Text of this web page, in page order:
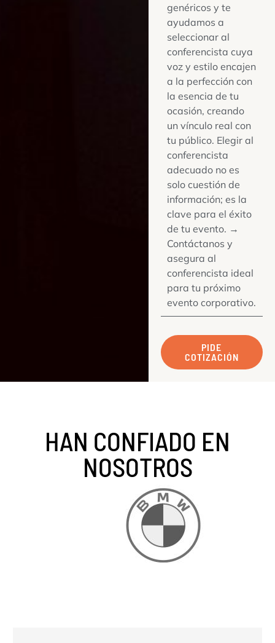
genéricos y te
ayudamos a
seleccionar al
conferencista cuya
voz y estilo encajen
a la perfección con
la esencia de tu
ocasión, creando
un vínculo real con
tu público. Elegir al
conferencista
adecuado no es
solo cuestión de
información; es la
clave para el éxito
de tu evento. →
Contáctanos y
asegura al
conferencista ideal
para tu próximo
evento corporativo.
PIDE
COTIZACIÓN
HAN CONFIADO EN
NOSOTROS